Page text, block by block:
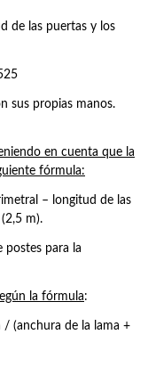
de las puertas y los
sus propias manos.
en cuenta que la
fórmula:
– longitud de las
m).
postes para la
la fórmula:
/ (anchura de la lama +